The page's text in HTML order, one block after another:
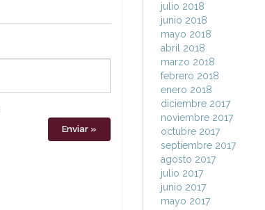
julio 2018
junio 2018
mayo 2018
abril 2018
marzo 2018
febrero 2018
enero 2018
diciembre 2017
noviembre 2017
octubre 2017
septiembre 2017
agosto 2017
julio 2017
junio 2017
mayo 2017